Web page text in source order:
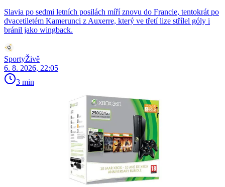
Slavia po sedmi letních posilách míří znovu do Francie, tentokrát po
dvacetiletém Kamerunci z Auxerre, který ve třetí lize střílel góly i
bránil jako wingback.
SportyŽivě
6. 8. 2026, 22:05
3 min